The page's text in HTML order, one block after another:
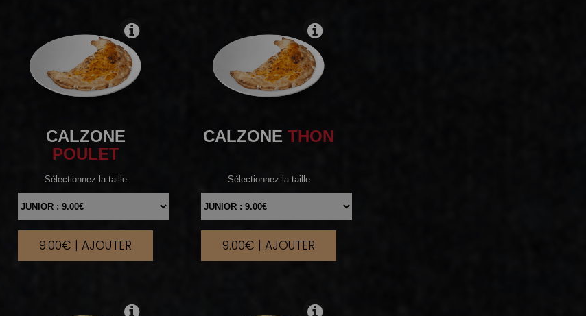
CALZONE
POULET
Sélectionnez la taille
|
9.00€ | AJOUTER
CALZONE THON
Sélectionnez la taille
|
9.00€ | AJOUTER